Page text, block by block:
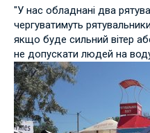
"У нас обладнані два
чергуватимуть
якщо буде сильний вітер
не допускати людей на